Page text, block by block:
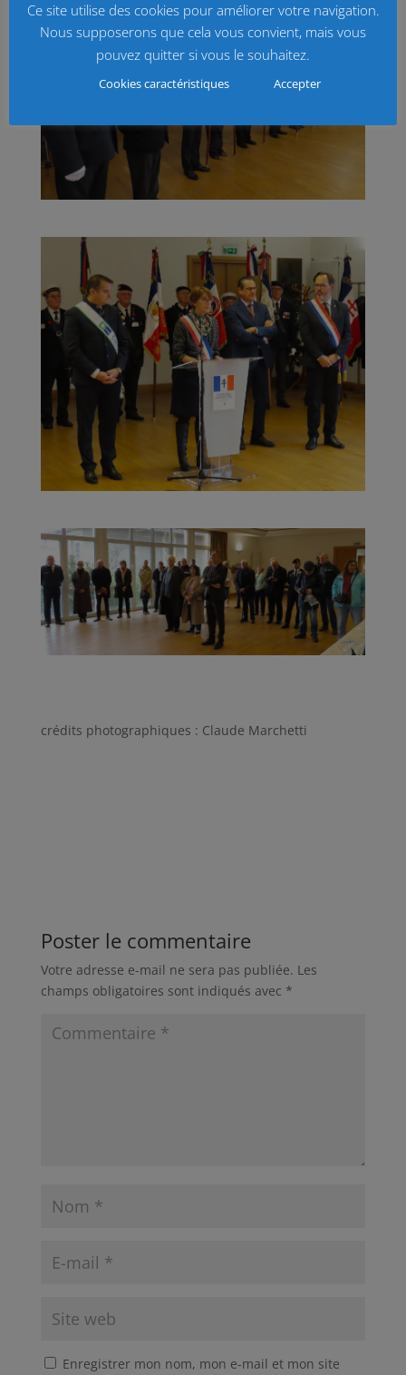
crédits photographiques : Claude Marchetti
Poster le commentaire
Votre adresse e-mail ne sera pas publiée. Les
champs obligatoires sont indiqués avec *
Enregistrer mon nom, mon e-mail et mon site
Ce site utilise des cookies pour améliorer votre navigation.
Nous supposerons que cela vous convient, mais vous
pouvez quitter si vous le souhaitez.
Cookies caractéristiques Accepter